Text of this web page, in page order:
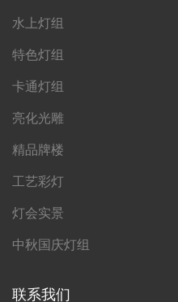
水上灯组
特色灯组
卡通灯组
亮化光雕
精品牌楼
工艺彩灯
灯会实景
中秋国庆灯组
联系我们